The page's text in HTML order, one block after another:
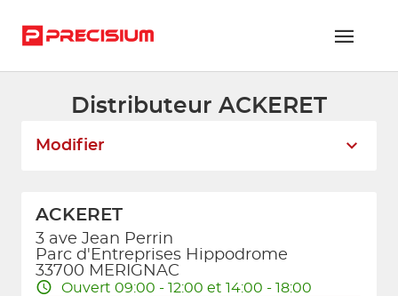
RÉSEAU PRECISIUM
PIÈCES VL ET PL
NOUS REJOINDRE
Distributeur ACKERET
Modifier
ACKERET
3 ave Jean Perrin
Parc d'Entreprises Hippodrome
33700 MERIGNAC
Ouvert 09:00 - 12:00 et 14:00 - 18:00